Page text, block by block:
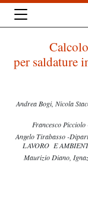
per saldature
Andrea Bogi, Nicola
Francesco
Angelo Tirabasso -
LAVORO E
Maurizio Diano,